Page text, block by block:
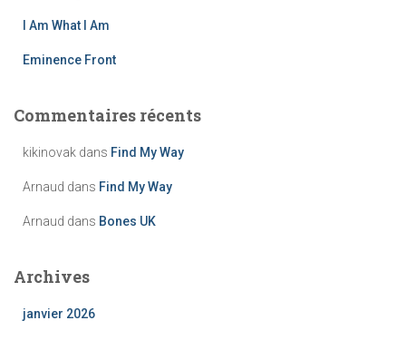
I Am What I Am
Eminence Front
Commentaires récents
kikinovak dans Find My Way
Arnaud dans Find My Way
Arnaud dans Bones UK
Archives
janvier 2026